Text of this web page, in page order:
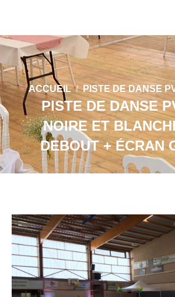
Vous êtes ici :
ACCUEIL PISTE DE DANSE
PISTE DE DANSE
NOIRE ET
DEBOUT + ÉCRAN